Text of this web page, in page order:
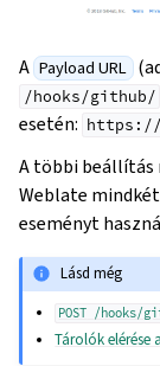
A Payload URL
/hooks/github/
esetén: https://
A többi beállítás
Weblate
eseményt
Lásd még
POST /hooks/
Tárolók elérése